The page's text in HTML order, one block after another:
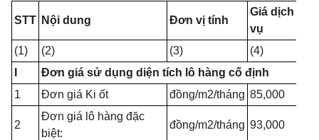
STT Nội dung Đơn vị tính
Giá dịch
vụ
(1)
(2) (3)
(4)
Đơn giá sử dụng diện tích lô hàng cố định
1
Đơn giá Ki ốt đồng/m2/tháng 85,000
2
Đơn giá lô hàng đặc
biệt:
đồng/m2/tháng 93,000